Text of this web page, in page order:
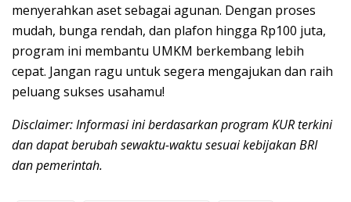
menyerahkan aset sebagai agunan. Dengan proses
mudah, bunga rendah, dan plafon hingga Rp100 juta,
program ini membantu UMKM berkembang lebih
cepat. Jangan ragu untuk segera mengajukan dan raih
peluang sukses usahamu!
Disclaimer: Informasi ini berdasarkan program KUR terkini
dan dapat berubah sewaktu-waktu sesuai kebijakan BRI
dan pemerintah.